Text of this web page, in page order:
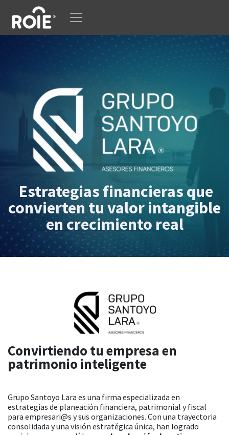
Ir al contenido
Estrategias financieras que
convierten tu valor intangible
en crecimiento real
Convirtiendo tu empresa en
patrimonio inteligente
Grupo Santoyo Lara es una firma especializada en
estrategias de planeación financiera, patrimonial y fiscal
para empresari@s y sus organizaciones. Con una trayectoria
consolidada y una visión estratégica única, han logrado